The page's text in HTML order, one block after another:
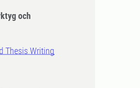
och
Thesis Writing